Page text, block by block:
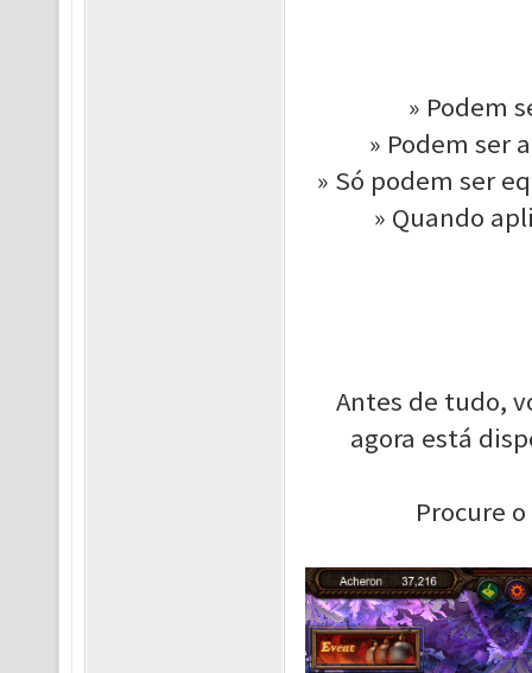
» Podem
» Podem ser
» Só podem ser
» Quando
Antes de tudo,
agora está
Procure o